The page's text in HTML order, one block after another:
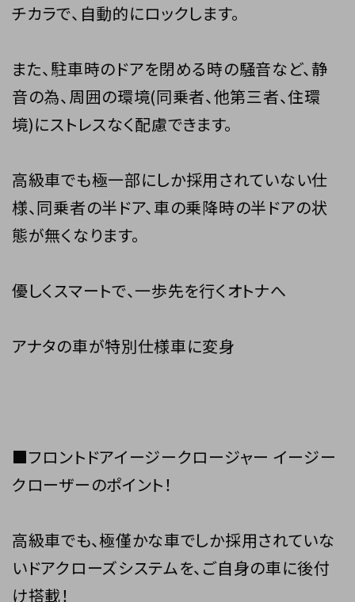
チカラで、自動的にロックします。
また、駐車時のドアを閉める時の騒音など、静
音の為、周囲の環境(同乗者、他第三者、住環
境)にストレスなく配慮できます。
高級車でも極一部にしか採用されていない仕
様、同乗者の半ドア、車の乗降時の半ドアの状
態が無くなります。
優しくスマートで、一歩先を行くオトナへ
アナタの車が特別仕様車に変身
■フロントドアイージークロージャー イージー
クローザーのポイント！
高級車でも、極僅かな車でしか採用されていな
いドアクローズシステムを、ご自身の車に後付
け搭載！